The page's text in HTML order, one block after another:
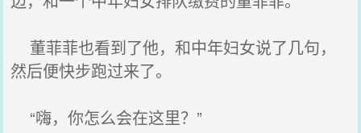
董菲菲也看到了他，和中年妇女说了几句，
然后便快步跑过来了。
“嗨，你怎么会在这里？”